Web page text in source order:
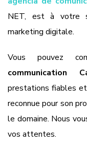
NET, est à votre
marketing digitale.
Vous pouvez
communication
prestations fiables
reconnue pour son
le domaine. Nous
vos attentes.